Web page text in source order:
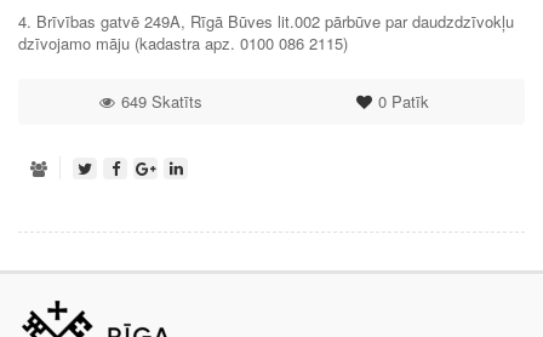
4. Brīvības gatvē 249A, Rīgā Būves lit.002 pārbūve par daudzdzīvokļu
dzīvojamo māju (kadastra apz. 0100 086 2115)
0Patīk
649 Skatīts